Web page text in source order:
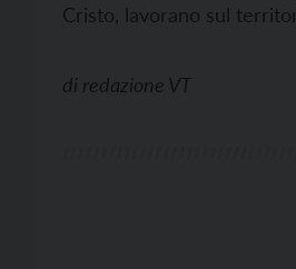
Cristo, lavorano sul
di redazione VT